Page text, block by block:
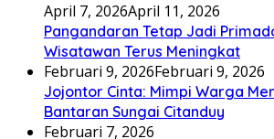
April 7, 2026April 11, 2026
Pangandaran Tetap Jadi
Wisatawan Terus Meningkat
Februari 9, 2026Februari 9, 2026
Jojontor Cinta: Mimpi Warga
Bantaran Sungai Citanduy
Februari 7, 2026